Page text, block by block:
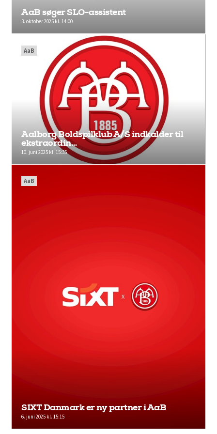
AaB søger SLO-assistent
3. oktober 2025 kl. 14:00
Aalborg Boldspilklub A/S indkalder til
ekstraordin…
10. juni 2025 kl. 15:35
AaB
SIXT Danmark er ny partner i AaB
6. juni 2025 kl. 15:15
AaB